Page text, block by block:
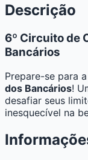
Descrição
6º Circuito de
Bancários
Prepare-se para a
dos Bancários!
desafiar seus
inesquecível na